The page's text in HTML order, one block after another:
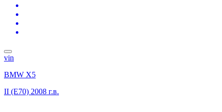
vin
BMW X5
II (E70) 2008 г.в.